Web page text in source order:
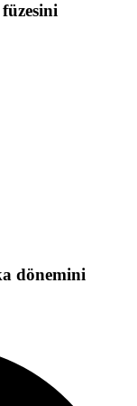
dönemini